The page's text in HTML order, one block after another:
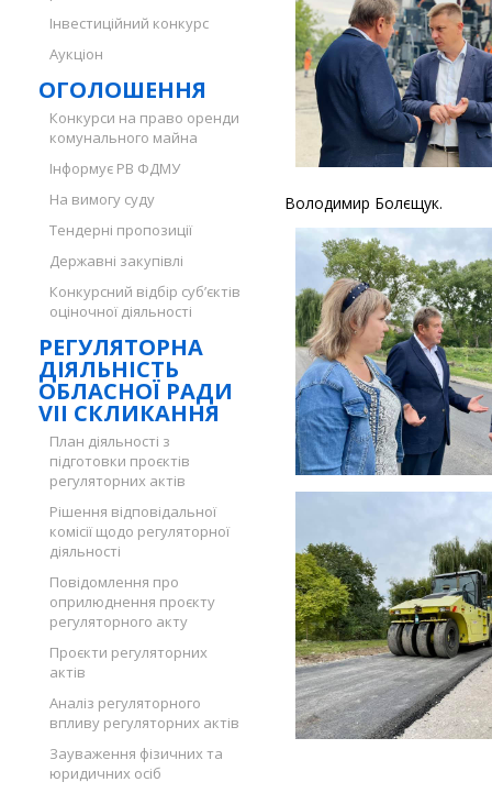
Інвестиційний конкурс
Аукціон
ОГОЛОШЕННЯ
Конкурси на право оренди
комунального майна
Інформує РВ ФДМУ
На вимогу суду
Тендерні пропозиції
Державні закупівлі
Конкурсний відбір суб’єктів
оціночної діяльності
РЕГУЛЯТОРНА
ДІЯЛЬНІСТЬ
ОБЛАСНОЇ РАДИ
VII СКЛИКАННЯ
План діяльності з
підготовки проєктів
регуляторних актів
Рішення відповідальної
комісії щодо регуляторної
діяльності
Повідомлення про
оприлюднення проєкту
регуляторного акту
Проєкти регуляторних
актів
Аналіз регуляторного
впливу регуляторних актів
Зауваження фізичних та
юридичних осіб
Володимир Болєщук.